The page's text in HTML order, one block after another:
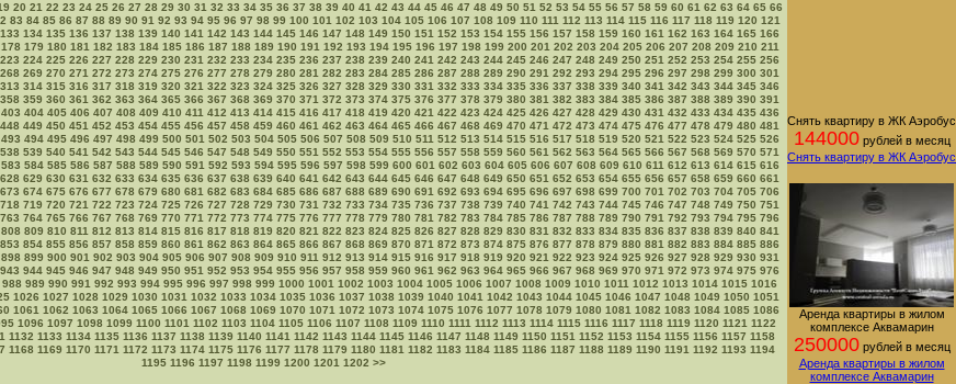
20 21 22 23 24 25 26 27 28 29 30 31 32 33 34 35 36 37 38 39 40 41 42 43 44 45 46 47 48 49 50 51 52 53 54 55 56 57 58 59 60 61 62 63 64 65 66
83 84 85 86 87 88 89 90 91 92 93 94 95 96 97 98 99 100 101 102 103 104 105 106 107 108 109 110 111 112 113 114 115 116 117 118 119 120 121
133 134 135 136 137 138 139 140 141 142 143 144 145 146 147 148 149 150 151 152 153 154 155 156 157 158 159 160 161 162 163 164 165 166
178 179 180 181 182 183 184 185 186 187 188 189 190 191 192 193 194 195 196 197 198 199 200 201 202 203 204 205 206 207 208 209 210 211
223 224 225 226 227 228 229 230 231 232 233 234 235 236 237 238 239 240 241 242 243 244 245 246 247 248 249 250 251 252 253 254 255 256
268 269 270 271 272 273 274 275 276 277 278 279 280 281 282 283 284 285 286 287 288 289 290 291 292 293 294 295 296 297 298 299 300 301
313 314 315 316 317 318 319 320 321 322 323 324 325 326 327 328 329 330 331 332 333 334 335 336 337 338 339 340 341 342 343 344 345 346
358 359 360 361 362 363 364 365 366 367 368 369 370 371 372 373 374 375 376 377 378 379 380 381 382 383 384 385 386 387 388 389 390 391
403 404 405 406 407 408 409 410 411 412 413 414 415 416 417 418 419 420 421 422 423 424 425 426 427 428 429 430 431 432 433 434 435 436
448 449 450 451 452 453 454 455 456 457 458 459 460 461 462 463 464 465 466 467 468 469 470 471 472 473 474 475 476 477 478 479 480 481
493 494 495 496 497 498 499 500 501 502 503 504 505 506 507 508 509 510 511 512 513 514 515 516 517 518 519 520 521 522 523 524 525 526
538 539 540 541 542 543 544 545 546 547 548 549 550 551 552 553 554 555 556 557 558 559 560 561 562 563 564 565 566 567 568 569 570 571
583 584 585 586 587 588 589 590 591 592 593 594 595 596 597 598 599 600 601 602 603 604 605 606 607 608 609 610 611 612 613 614 615 616
628 629 630 631 632 633 634 635 636 637 638 639 640 641 642 643 644 645 646 647 648 649 650 651 652 653 654 655 656 657 658 659 660 661
673 674 675 676 677 678 679 680 681 682 683 684 685 686 687 688 689 690 691 692 693 694 695 696 697 698 699 700 701 702 703 704 705 706
718 719 720 721 722 723 724 725 726 727 728 729 730 731 732 733 734 735 736 737 738 739 740 741 742 743 744 745 746 747 748 749 750 751
763 764 765 766 767 768 769 770 771 772 773 774 775 776 777 778 779 780 781 782 783 784 785 786 787 788 789 790 791 792 793 794 795 796
808 809 810 811 812 813 814 815 816 817 818 819 820 821 822 823 824 825 826 827 828 829 830 831 832 833 834 835 836 837 838 839 840 841
853 854 855 856 857 858 859 860 861 862 863 864 865 866 867 868 869 870 871 872 873 874 875 876 877 878 879 880 881 882 883 884 885 886
898 899 900 901 902 903 904 905 906 907 908 909 910 911 912 913 914 915 916 917 918 919 920 921 922 923 924 925 926 927 928 929 930 931
943 944 945 946 947 948 949 950 951 952 953 954 955 956 957 958 959 960 961 962 963 964 965 966 967 968 969 970 971 972 973 974 975 976
988 989 990 991 992 993 994 995 996 997 998 999 1000 1001 1002 1003 1004 1005 1006 1007 1008 1009 1010 1011 1012 1013 1014 1015 1016
1026 1027 1028 1029 1030 1031 1032 1033 1034 1035 1036 1037 1038 1039 1040 1041 1042 1043 1044 1045 1046 1047 1048 1049 1050 1051
1061 1062 1063 1064 1065 1066 1067 1068 1069 1070 1071 1072 1073 1074 1075 1076 1077 1078 1079 1080 1081 1082 1083 1084 1085 1086
1096 1097 1098 1099 1100 1101 1102 1103 1104 1105 1106 1107 1108 1109 1110 1111 1112 1113 1114 1115 1116 1117 1118 1119 1120 1121 1122
1132 1133 1134 1135 1136 1137 1138 1139 1140 1141 1142 1143 1144 1145 1146 1147 1148 1149 1150 1151 1152 1153 1154 1155 1156 1157 1158
1168 1169 1170 1171 1172 1173 1174 1175 1176 1177 1178 1179 1180 1181 1182 1183 1184 1185 1186 1187 1188 1189 1190 1191 1192 1193 1194
1195 1196 1197 1198 1199 1200 1201 1202 >>
Снять квартиру в ЖК Аэробус
144000рублей в месяц
Снять квартиру в ЖК Аэробус
Аренда квартиры в жилом
комплексе Аквамарин
250000рублей в месяц
Аренда квартиры в жилом
комплексе Аквамарин